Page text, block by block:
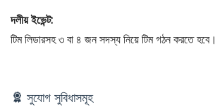
দলীয় ইভেন্ট:
টিম লিডারসহ ৩ বা ৪ জন সদস্য নিয়ে টিম গঠন করতে হবে।
সুযোগ সুবিধাসমূহ